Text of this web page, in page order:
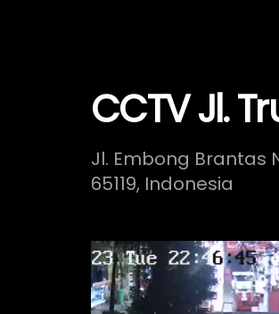
CCTV Jl.
Jl. Embong Brantas
65119, Indonesia